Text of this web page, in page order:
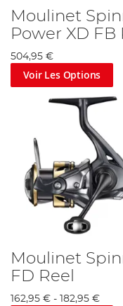
Moulinet
Power XD FB
504,95 €
Voir Les Options
Moulinet
FD Reel
162,95 € - 182,95 €